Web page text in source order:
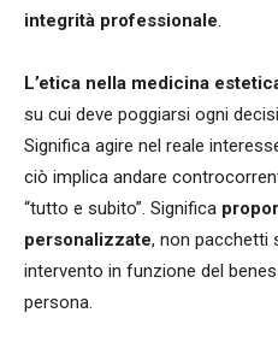
integrità professionale.
L’etica nella medicina
su cui deve poggiarsi ogni
Significa agire nel reale
ciò implica andare
“tutto e subito”. Significa
personalizzate, non pacchetti
intervento in funzione del
persona.